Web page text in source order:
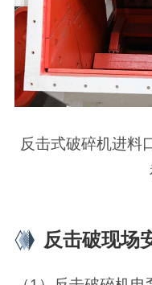
反击式破碎机进料
反击破现场